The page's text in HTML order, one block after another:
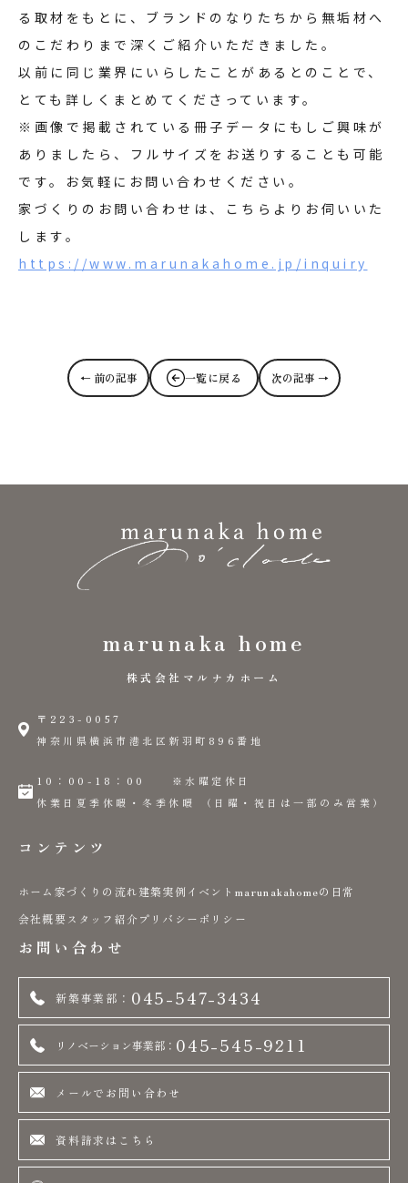
る取材をもとに、ブランドのなりたちから無垢材へ
のこだわりまで深くご紹介いただきました。
以前に同じ業界にいらしたことがあるとのことで、
とても詳しくまとめてくださっています。
※画像で掲載されている冊子データにもしご興味が
ありましたら、フルサイズをお送りすることも可能
です。お気軽にお問い合わせください。
家づくりのお問い合わせは、こちらよりお伺いいた
します。
https://www.marunakahome.jp/inquiry
← 前の記事 一覧に戻る 次の記事 →
marunaka home
株式会社マルナカホーム
〒223-0057
神奈川県横浜市港北区新羽町896番地
10：00-18：00 ※水曜定休日
休業日夏季休暇・冬季休暇 （日曜・祝日は一部のみ営業）
コンテンツ
ホーム 家づくりの流れ建築実例 イベント marunakahomeの日常
会社概要 スタッフ紹介プリバシーポリシー
お問い合わせ
新築事業部： 045-547-3434
リノベーション事業部： 045-545-9211
メールでお問い合わせ
資料請求はこちら